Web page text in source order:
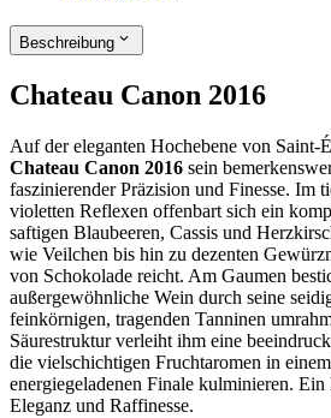
Beschreibung
Chateau Canon 2016
Auf der eleganten Hochebene von Saint-
Chateau Canon 2016 sein
faszinierender Präzision und Finesse. Im
violetten Reflexen offenbart sich ein
saftigen Blaubeeren, Cassis und
wie Veilchen bis hin zu dezenten
von Schokolade reicht. Am Gaumen
außergewöhnliche Wein durch seine
feinkörnigen, tragenden Tanninen
Säurestruktur verleiht ihm eine
die vielschichtigen Fruchtaromen in
energiegeladenen Finale kulminieren.
Eleganz und Raffinesse.